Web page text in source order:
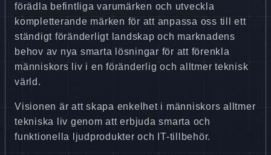
förädla befintliga varumärken och utveckla
kompletterande märken för att anpassa oss till ett
ständigt föränderligt landskap och marknadens
behov av nya smarta lösningar för att förenkla
människors liv i en föränderlig och alltmer teknisk
värld.
Visionen är att skapa enkelhet i människors alltmer
tekniska liv genom att erbjuda smarta och
funktionella ljudprodukter och IT-tillbehör.